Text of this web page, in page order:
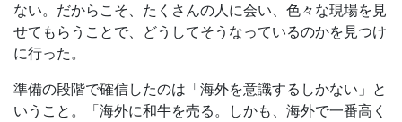
ない。だからこそ、たくさんの人に会い、色々な現場を見
せてもらうことで、どうしてそうなっているのかを見つけ
に行った。
準備の段階で確信したのは「海外を意識するしかない」と
いうこと。「海外に和牛を売る。しかも、海外で一番高く